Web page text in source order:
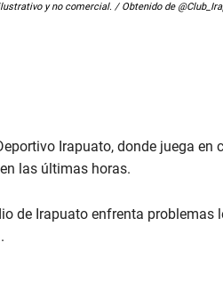
y no comercial. / Obtenido de
Irapuato, donde juega
las últimas horas.
de Irapuato enfrenta